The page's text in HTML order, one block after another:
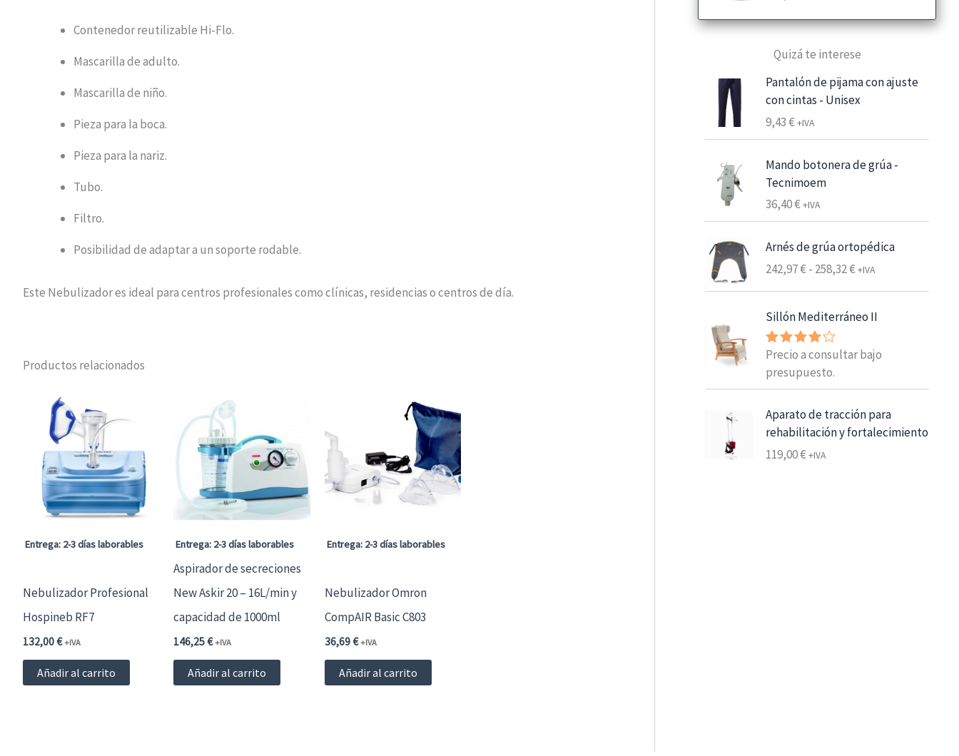
Contenedor reutilizable Hi-Flo.
Mascarilla de adulto.
Mascarilla de niño.
Pieza para la boca.
Pieza para la nariz.
Tubo.
Filtro.
Posibilidad de adaptar a un soporte rodable.
Este Nebulizador es ideal para centros profesionales como clínicas, residencias o centros de día.
Productos relacionados
Entrega: 2-3 días laborables
Nebulizador Profesional
Hospineb RF7
132,00€ +IVA
Añadir al carrito
Entrega: 2-3 días laborables
Aspirador de secreciones
New Askir 20 – 16L/min y
capacidad de 1000ml
146,25€ +IVA
Añadir al carrito
Entrega: 2-3 días laborables
Nebulizador Omron
CompAIR Basic C803
36,69€ +IVA
Añadir al carrito
e
r
e
c
i
s
:
e
6
,
5
€
7
,
5
6
de 5
Quizá te interese
Pantalón de pijama con ajuste
con cintas - Unisex
9,43€+IVA
Mando botonera de grúa -
Tecnimoem
36,40€+IVA
Arnés de grúa ortopédica
242,97€- 258,32€R
g
d
p
r
e
+IVA
Sillón Mediterráneo II
Valorado
de 5
Precio a consultar bajo
presupuesto.
Aparato de tracción para
rehabilitación y fortalecimiento
119,00€+IVA